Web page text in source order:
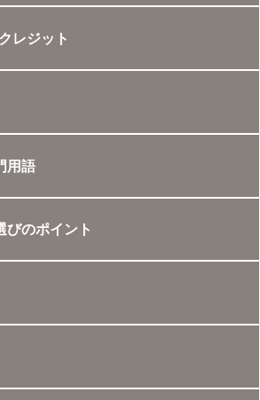
レジット
用語
びのポイント